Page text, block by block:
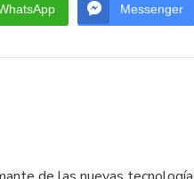
Messenger